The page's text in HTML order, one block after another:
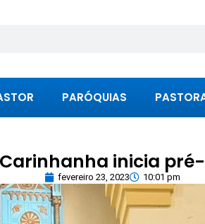
PARÓQUIAS
inicia
fevereiro 23, 2023 10:01 pm